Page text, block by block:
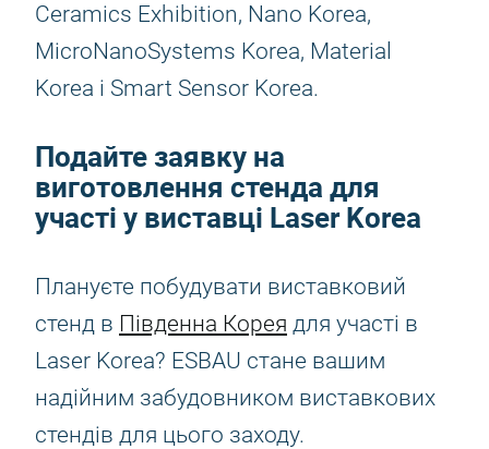
Ceramics Exhibition, Nano Korea,
MicroNanoSystems Korea, Material
Korea і Smart Sensor Korea.
Подайте заявку на
виготовлення стенда для
участі у виставці Laser Korea
Плануєте побудувати виставковий
стенд в Південна Корея для участі в
Laser Korea? ESBAU стане вашим
надійним забудовником виставкових
стендів для цього заходу.